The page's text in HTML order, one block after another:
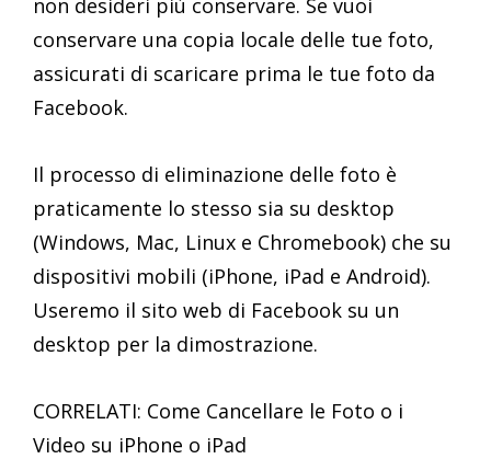
conservare una copia locale delle tue foto,
assicurati di scaricare prima le tue foto da
Facebook.
Il processo di eliminazione delle foto è
praticamente lo stesso sia su desktop
(Windows, Mac, Linux e Chromebook) che su
dispositivi mobili (iPhone, iPad e Android).
Useremo il sito web di Facebook su un
desktop per la dimostrazione.
CORRELATI: Come Cancellare le Foto o i
Video su iPhone o iPad